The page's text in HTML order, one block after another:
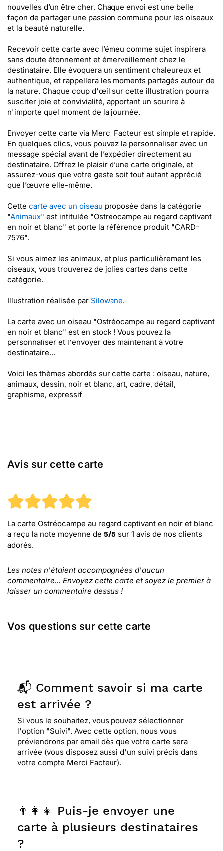
nouvelles d’un être cher. Chaque envoi est une belle
façon de partager une passion commune pour les oiseaux
et la beauté naturelle.
Recevoir cette carte avec l’émeu comme sujet inspirera
sans doute étonnement et émerveillement chez le
destinataire. Elle évoquera un sentiment chaleureux et
authentique, et rappellera les moments partagés autour de
la nature. Chaque coup d'œil sur cette illustration pourra
susciter joie et convivialité, apportant un sourire à
n'importe quel moment de la journée.
Envoyer cette carte via Merci Facteur est simple et rapide.
En quelques clics, vous pouvez la personnaliser avec un
message spécial avant de l’expédier directement au
destinataire. Offrez le plaisir d’une carte originale, et
assurez-vous que votre geste soit tout autant apprécié
que l’œuvre elle-même.
Cette carte avec un oiseau proposée dans la catégorie
"Animaux" est intitulée "Ostréocampe au regard captivant
en noir et blanc" et porte la référence produit "CARD-
7576".
Si vous aimez les animaux, et plus particulièrement les
oiseaux, vous trouverez de jolies cartes dans cette
catégorie.
Illustration réalisée par Silowane.
La carte avec un oiseau "Ostréocampe au regard captivant
en noir et blanc" est en stock ! Vous pouvez la
personnaliser et l'envoyer dès maintenant à votre
destinataire...
Voici les thèmes abordés sur cette carte : oiseau, nature,
animaux, dessin, noir et blanc, art, cadre, détail,
graphisme, expressif
Avis sur cette carte
La carte Ostréocampe au regard captivant en noir et blanc
a reçu la note moyenne de 5/5 sur 1 avis de nos clients
adorés.
Les notes n'étaient accompagnées d'aucun
commentaire... Envoyez cette carte et soyez le premier à
laisser un commentaire dessus !
Vos questions sur cette carte
📬 Comment savoir si ma carte
est arrivée ?
Si vous le souhaitez, vous pouvez sélectionner
l'option "Suivi". Avec cette option, nous vous
préviendrons par email dès que votre carte sera
arrivée (vous disposez aussi d'un suivi précis dans
votre compte Merci Facteur).
👨‍👩‍👧 Puis-je envoyer une
carte à plusieurs destinataires
?